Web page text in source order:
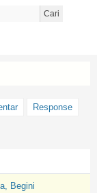
Cari
Response
Begini